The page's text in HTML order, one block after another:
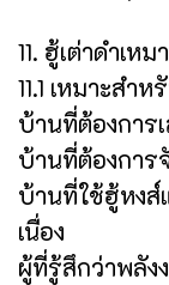
11. ฮู้เต่าดำเห
11.1 เหมาะสำ
บ้านที่ต้องการ
บ้านที่ต้องการ
บ้านที่ใช้ฮู้หงส์
เนื่อง
ผู้ที่รู้สึกว่าพลัง